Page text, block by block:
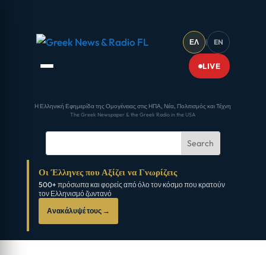
ΕΛ | EN
LIVE
Η Ελληνική Εφημερίδα της Ομογένειας στις ΗΠΑ, Νέα, Πολιτισμός και Τέχνη
The Greek Newspaper & the Greek Radio in the USA
Οι Έλληνες που Αξίζει να Γνωρίζεις
500+ πρόσωπα και φορείς από όλο τον κόσμο που κρατούν
τον Ελληνισμό ζωντανό
Ανακάλυψέ τους →